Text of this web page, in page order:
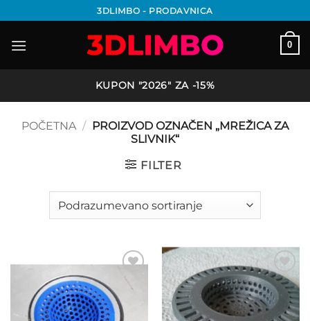
na
sadržaj
3DLIMBO - PRODAVNICA
0
KUPON "2026" ZA -15%
POČETNA / PROIZVOD OZNAČEN „MREŽICA ZA
SLIVNIK“
FILTER
Add to
wishlist
Add to
wishlist